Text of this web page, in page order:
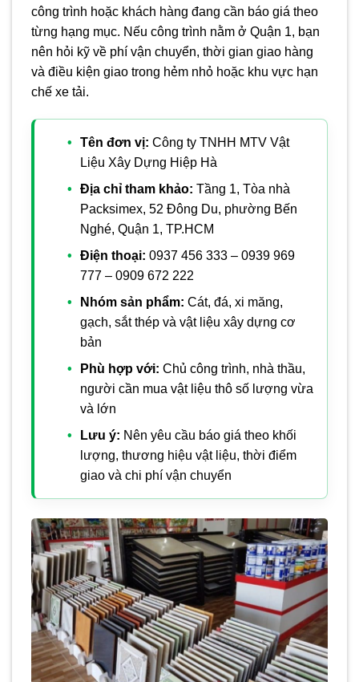
công trình hoặc khách hàng đang cần báo giá theo
từng hạng mục. Nếu công trình nằm ở Quận 1, bạn
nên hỏi kỹ về phí vận chuyển, thời gian giao hàng
và điều kiện giao trong hẻm nhỏ hoặc khu vực hạn
chế xe tải.
Tên đơn vị: Công ty TNHH MTV Vật
Liệu Xây Dựng Hiệp Hà
Địa chỉ tham khảo: Tầng 1, Tòa nhà
Packsimex, 52 Đông Du, phường Bến
Nghé, Quận 1, TP.HCM
Điện thoại: 0937 456 333 – 0939 969
777 – 0909 672 222
Nhóm sản phẩm: Cát, đá, xi măng,
gạch, sắt thép và vật liệu xây dựng cơ
bản
Phù hợp với: Chủ công trình, nhà thầu,
người cần mua vật liệu thô số lượng vừa
và lớn
Lưu ý: Nên yêu cầu báo giá theo khối
lượng, thương hiệu vật liệu, thời điểm
giao và chi phí vận chuyển